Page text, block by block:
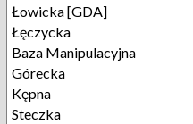
Łowicka [GDA]
Łęczycka
Baza Manipulacyjna
Górecka
Kępna
Steczka